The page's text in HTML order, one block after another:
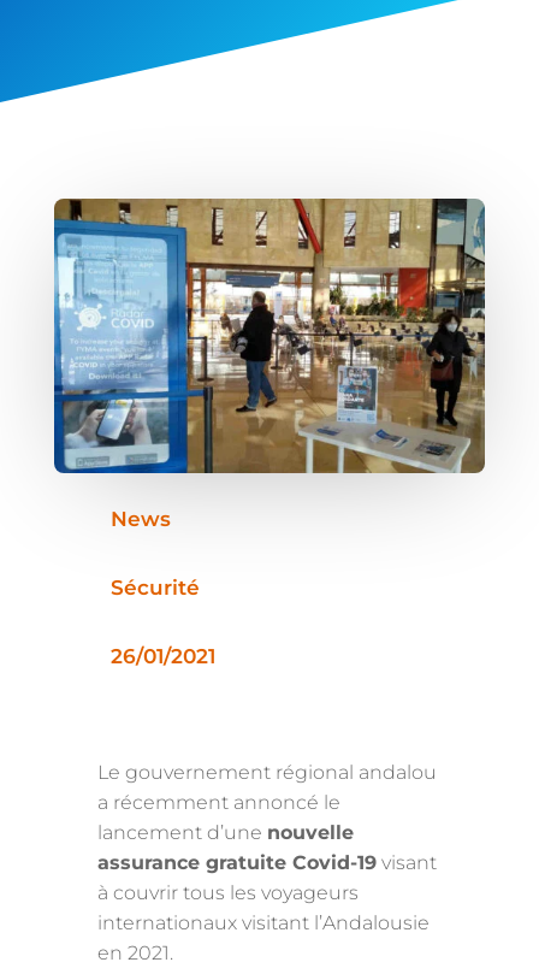
News
Sécurité
26/01/2021
Le gouvernement régional andalou
a récemment annoncé le
lancement d’une nouvelle
assurance gratuite Covid-19visant
à couvrir tous les voyageurs
internationaux visitant l’Andalousie
en 2021.